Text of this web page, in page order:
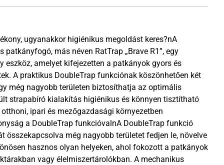
ugyanakkor higiénikus megoldást keres?nA
más néven RatTrap „Brave R1”, egy
eszköz, amelyet kifejezetten a patkányok gyors és
A praktikus DoubleTrap funkciónak köszönhetően két
még nagyobb területen biztosíthatja az optimális
strapabíró kialakítás higiénikus és könnyen tisztítható
ipari és mezőgazdasági környezetben
a DoubleTrap funkcióvalnA DoubleTrap funkció
összekapcsolva még nagyobb területet fedjen le, növelve
hasznos olyan helyeken, ahol fokozott a patkányok
vagy élelmiszertárolókban. A mechanikus